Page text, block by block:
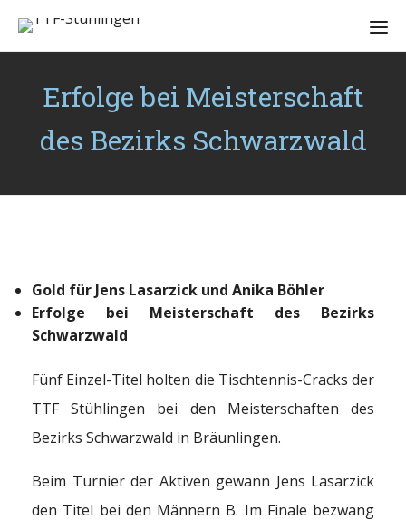
Erfolge bei Meisterschaft
des Bezirks Schwarzwald
Gold für Jens Lasarzick und Anika Böhler
Erfolge bei Meisterschaft des Bezirks
Schwarzwald
Fünf Einzel-Titel holten die Tischtennis-Cracks der
TTF Stühlingen bei den Meisterschaften des
Bezirks Schwarzwald in Bräunlingen.
Beim Turnier der Aktiven gewann Jens Lasarzick
den Titel bei den Männern B. Im Finale bezwang